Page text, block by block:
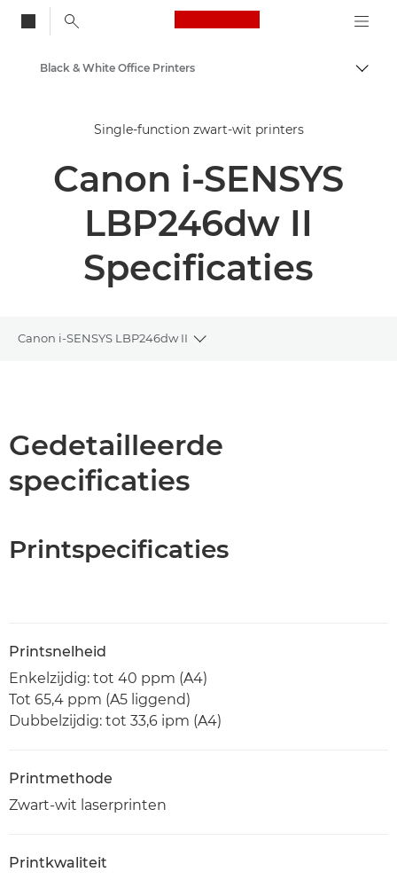
Canon Logo, back
Oplossingen en services
Zakelijke producten
Single- function printers
Black & White Office Printers
Single-function zwart-wit printers
Canon i-SENSYS
LBP246dw II
Specificaties
Canon i-SENSYS LBP246dw II
Toggle breadcrumbs
Gedetailleerde
specificaties
Printspecificaties
Printsnelheid
Enkelzijdig: tot 40 ppm (A4)
Tot 65,4 ppm (A5 liggend)
Dubbelzijdig: tot 33,6 ipm (A4)
Printmethode
Zwart-wit laserprinten
Printkwaliteit